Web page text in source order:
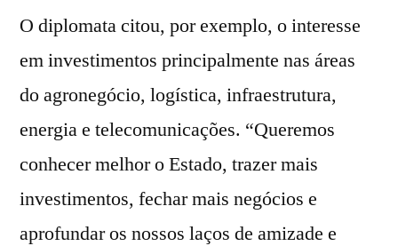
O diplomata citou, por exemplo, o interesse
em investimentos principalmente nas áreas
do agronegócio, logística, infraestrutura,
energia e telecomunicações. “Queremos
conhecer melhor o Estado, trazer mais
investimentos, fechar mais negócios e
aprofundar os nossos laços de amizade e